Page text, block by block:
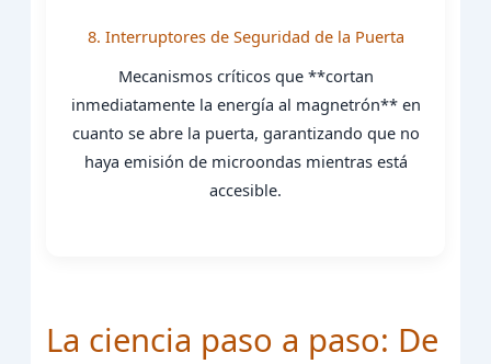
8. Interruptores de Seguridad de la Puerta
Mecanismos críticos que **cortan
inmediatamente la energía al magnetrón** en
cuanto se abre la puerta, garantizando que no
haya emisión de microondas mientras está
accesible.
La ciencia paso a paso: De